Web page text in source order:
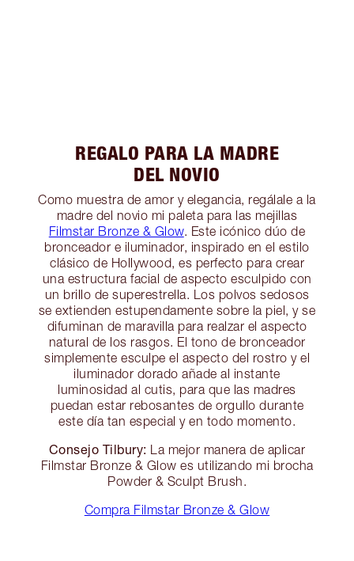
REGALO PARA LA MADRE
DEL NOVIO
Como muestra de amor y elegancia, regálale a la
madre del novio mi paleta para las mejillas
Filmstar Bronze & Glow. Este icónico dúo de
bronceador e iluminador, inspirado en el estilo
clásico de Hollywood, es perfecto para crear
una estructura facial de aspecto esculpido con
un brillo de superestrella. Los polvos sedosos
se extienden estupendamente sobre la piel, y se
difuminan de maravilla para realzar el aspecto
natural de los rasgos. El tono de bronceador
simplemente esculpe el aspecto del rostro y el
iluminador dorado añade al instante
luminosidad al cutis, para que las madres
puedan estar rebosantes de orgullo durante
este día tan especial y en todo momento.
Consejo Tilbury: La mejor manera de aplicar
Filmstar Bronze & Glow es utilizando mi brocha
Powder & Sculpt Brush.
Compra Filmstar Bronze & Glow